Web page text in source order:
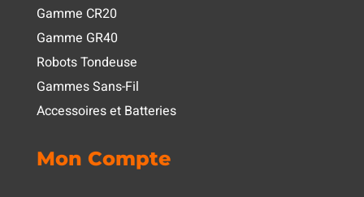
Gamme CR20
Gamme GR40
Robots Tondeuse
Gammes Sans-Fil
Accessoires et Batteries
Mon Compte